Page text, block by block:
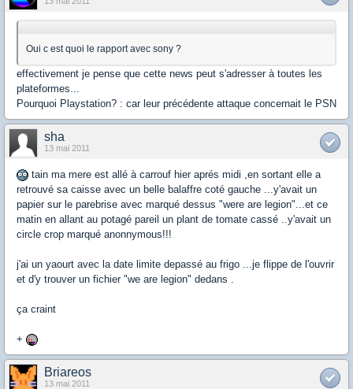
Oui c est quoi le rapport avec sony ?
effectivement je pense que cette news peut s'adresser à toutes les
plateformes...
Pourquoi Playstation? : car leur précédente attaque concernait le PSN
sha
13 mai 2011
tain ma mere est allé à carrouf hier aprés midi ,en sortant elle a
retrouvé sa caisse avec un belle balaffre coté gauche ...y'avait un
papier sur le parebrise avec marqué dessus "were are legion"...et ce
matin en allant au potagé pareil un plant de tomate cassé ..y'avait un
circle crop marqué anonnymous!!!
j'ai un yaourt avec la date limite depassé au frigo ...je flippe de l'ouvrir
et d'y trouver un fichier "we are legion" dedans .
ça craint
+
Briareos
13 mai 2011